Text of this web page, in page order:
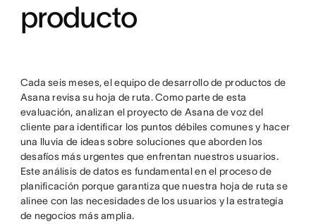
producto
Cada seis meses, el equipo de desarrollo de productos de
Asana revisa su hoja de ruta. Como parte de esta
evaluación, analizan el proyecto de Asana de voz del
cliente para identificar los puntos débiles comunes y hacer
una lluvia de ideas sobre soluciones que aborden los
desafíos más urgentes que enfrentan nuestros usuarios.
Este análisis de datos es fundamental en el proceso de
planificación porque garantiza que nuestra hoja de ruta se
alinee con las necesidades de los usuarios y la estrategia
de negocios más amplia.